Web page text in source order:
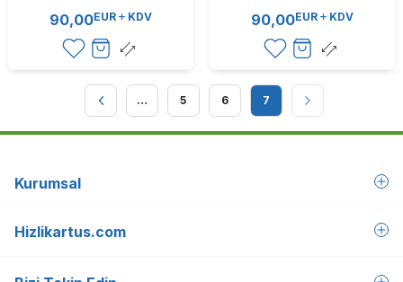
(T1606)90,00EUR KDV 90,00EUR KDV
… 5 6 7
Kurumsal
Hizlikartus.com